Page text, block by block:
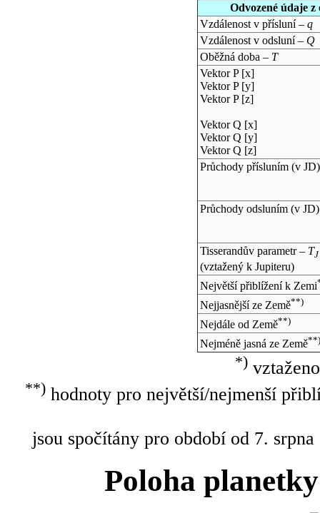
Odvozené údaje
Vzdálenost v přísluní – q
Vzdálenost v odsluní – Q
Oběžná doba – T
Vektor P [x]
Vektor P [y]
Vektor P [z]
Vektor Q [x]
Vektor Q [y]
Vektor Q [z]
Průchody přísluním (v JD)
Průchody odsluním (v JD)
Tisserandův parametr – TJ
(vztažený k Jupiteru)
Největší přiblížení k Zemi
Nejjasnější ze Země**)
Nejdále od Země**)
Nejméně jasná ze Země**)
*)
**)hodnoty pro největší/nejmenší
jsou spočítány pro období od 7.
Poloha